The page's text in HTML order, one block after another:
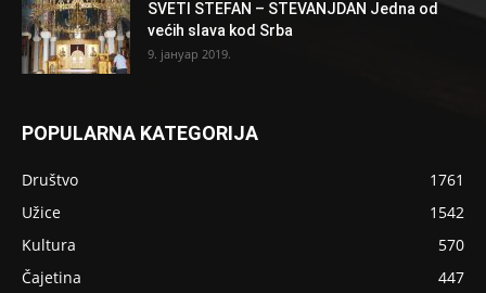
SVETI STEFAN – STEVANJDAN Jedna od
većih slava kod Srba
9. јануар 2019.
POPULARNA KATEGORIJA
Društvo
1761
Užice
1542
Kultura
570
Čajetina
447